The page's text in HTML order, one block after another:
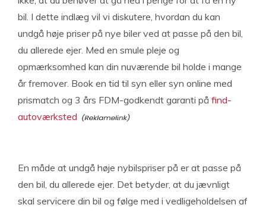
bil. I dette indlæg vil vi diskutere, hvordan du kan
undgå høje priser på nye biler ved at passe på den bil,
du allerede ejer. Med en smule pleje og
opmærksomhed kan din nuværende bil holde i mange
år fremover. Book en tid til syn eller syn online med
prismatch og 3 års FDM-godkendt garanti på find-
autoværksted
En måde at undgå høje nybilspriser på er at passe på
den bil, du allerede ejer. Det betyder, at du jævnligt
skal servicere din bil og følge med i vedligeholdelsen af